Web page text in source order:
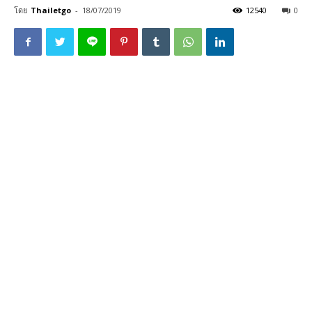
โดย Thailetgo - 18/07/2019 0
12540